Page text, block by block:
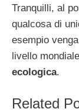
Tranquilli, al
qualcosa di
esempio
livello
ecologica.
Related